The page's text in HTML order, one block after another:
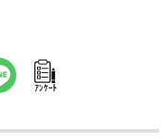
ｱﾝｹｰﾄ